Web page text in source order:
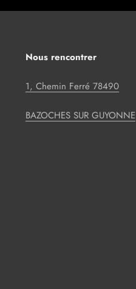
Nous rencontrer
1, Chemin Ferré 78490
BAZOCHES SUR GUYONNE